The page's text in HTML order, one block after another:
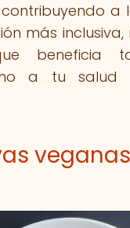
a
más
beneficia
a tu